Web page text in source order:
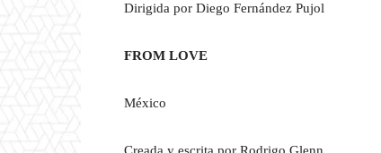
Dirigida por Diego Fernández Pujol
FROM LOVE
México